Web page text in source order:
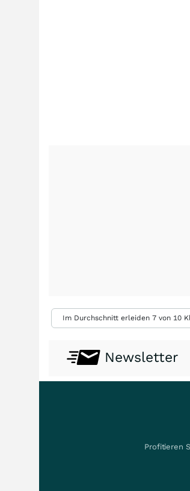
Im Durchschnitt erleiden 7 von 10
Newsletter
Profitieren